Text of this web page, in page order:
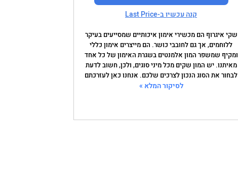
קנה עכשיו ב-Last Price
שקי איגרוף הם מכשירי אימון איכותיים שמסייעים בעיקר
ללוחמים, אך גם לחובבי כושר. הם מייצרים אימון כללי
ומקיף שמשפר המון אלמנטים בשגרת האימון של כל אחד
מאיתנו. יש המון שקים מכל מיני סוגים, ולכן, חשוב לדעת
לבחור את הסוג הנכון לצרכים שלכם. אנחנו כאן לעזרכתם
לסיקור המלא »